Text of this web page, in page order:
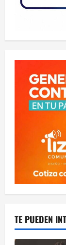
TE PUEDEN